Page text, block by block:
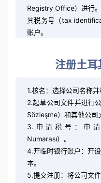
注册土耳其公司需
Registry Office）进行
其税务号（tax
1.核名：选择公司名称
2.起草公司文件并进行
Sözleşme）和其他公司
3.申请税号：申请
Numarası）。
4.开临时银行账户：开
本。